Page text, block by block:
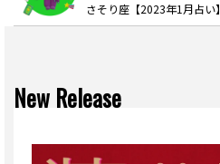
さそり座【2023年1月占い】
New Release